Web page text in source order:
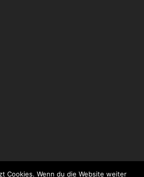
Cookies. Wenn du die Website weiter